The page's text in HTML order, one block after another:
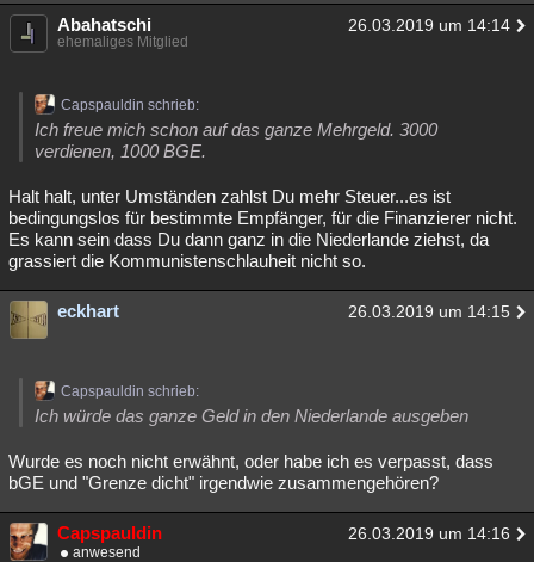
Abahatschi 26.03.2019 um 14:14
ehemaliges Mitglied
Capspauldin schrieb:
Ich freue mich schon auf das ganze Mehrgeld. 3000
verdienen, 1000 BGE.
Halt halt, unter Umständen zahlst Du mehr Steuer...es ist
bedingungslos für bestimmte Empfänger, für die Finanzierer nicht.
Es kann sein dass Du dann ganz in die Niederlande ziehst, da
grassiert die Kommunistenschlauheit nicht so.
eckhart 26.03.2019 um 14:15
Capspauldin schrieb:
Ich würde das ganze Geld in den Niederlande ausgeben
Wurde es noch nicht erwähnt, oder habe ich es verpasst, dass
bGE und "Grenze dicht" irgendwie zusammengehören?
Capspauldin 26.03.2019 um 14:16
anwesend